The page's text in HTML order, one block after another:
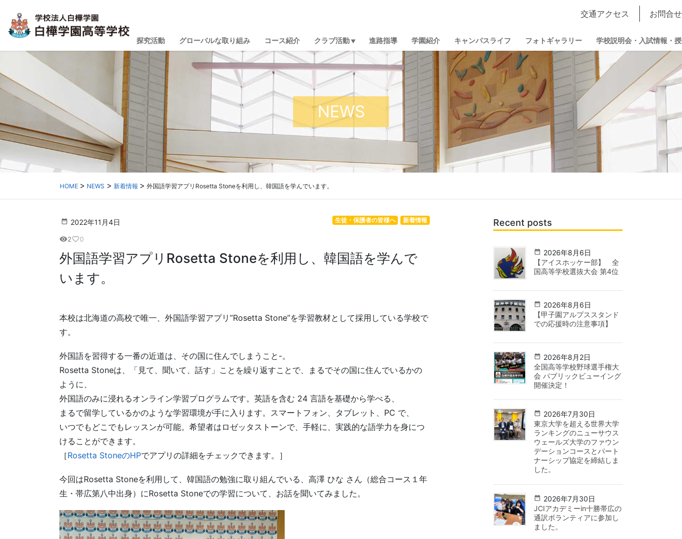
交通アクセス お問合せ
探究活動 グローバルな取り組み コース紹介 クラブ活動 進路指導 学園紹介 キャンパスライフ フォトギャラリー 学校説明会・入試情報・
NEWS
HOME NEWS 新着情報 外国語学習アプリRosetta Stoneを利用し、韓国語を学んでいます。
2022年11月4日 新着情報
生徒・保護者の皆様へ
visibility2favorite_border0
外国語学習アプリRosetta Stoneを利用し、韓国語を学んで
います。
本校は北海道の高校で唯一、外国語学習アプリ”Rosetta Stone”を学習教材として採用している学校で
す。
外国語を習得する一番の近道は、その国に住んでしまうこと-。
Rosetta Stoneは、「見て、聞いて、話す」ことを繰り返すことで、まるでその国に住んでいるかの
ように、
外国語のみに浸れるオンライン学習プログラムです。英語を含む 24 言語を基礎から学べる、
まるで留学しているかのような学習環境が手に入ります。スマートフォン、タブレット、PC で、
いつでもどこでもレッスンが可能。希望者はロゼッタストーンで、手軽に、実践的な語学力を身につ
けることができます。
［Rosetta StoneのHPでアプリの詳細をチェックできます。］
今回はRosetta Stoneを利用して、韓国語の勉強に取り組んでいる、高澤 ひな さん（総合コース１年
生・帯広第八中出身）にRosetta Stoneでの学習について、お話を聞いてみました。
Recent posts
2026年8月6日
【アイスホッケー部】 全
国高等学校選抜大会 第4位
2026年8月6日
【甲子園アルプススタンド
での応援時の注意事項】
2026年8月2日
全国高等学校野球選手権大
会 パブリックビューイング
開催決定！
2026年7月30日
東京大学を超える世界大学
ランキングのニューサウス
ウェールズ大学のファウン
デーションコースとパート
ナーシップ協定を締結しま
した。
2026年7月30日
JCIアカデミーin十勝帯広の
通訳ボランティアに参加し
ました。